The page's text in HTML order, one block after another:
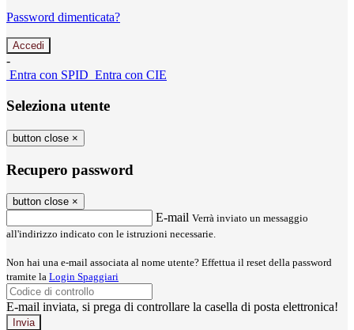
Password dimenticata?
-
Entra con SPID Entra con CIE
Seleziona utente
button close ×
Recupero password
button close ×
E-mail Verrà inviato un messaggio
all'indirizzo indicato con le istruzioni necessarie.
Non hai una e-mail associata al nome utente? Effettua il reset della password
tramite la Login Spaggiari
E-mail inviata, si prega di controllare la casella di posta elettronica!